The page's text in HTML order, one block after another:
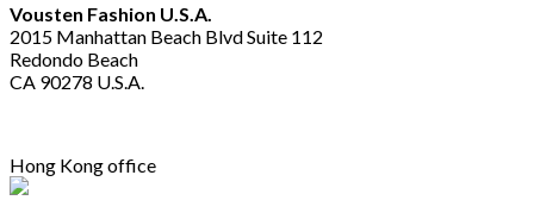
Vousten Fashion U.S.A.
2015 Manhattan Beach Blvd Suite 112
Redondo Beach
CA 90278 U.S.A.
Hong Kong office